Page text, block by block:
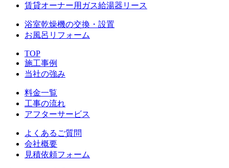
賃貸オーナー用ガス給湯器リース
浴室乾燥機の交換・設置
お風呂リフォーム
TOP
施工事例
当社の強み
料金一覧
工事の流れ
アフターサービス
よくあるご質問
会社概要
見積依頼フォーム